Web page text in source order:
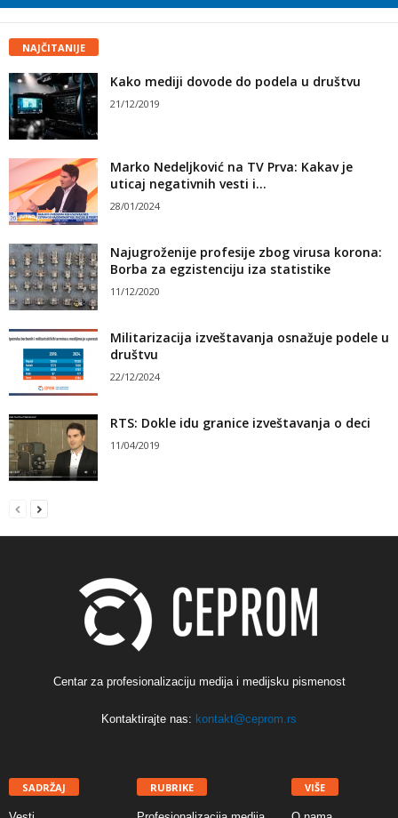
NAJČITANIJE
Kako mediji dovode do podela u društvu
21/12/2019
Marko Nedeljković na TV Prva: Kakav je
uticaj negativnih vesti i...
28/01/2024
Najugroženije profesije zbog virusa korona:
Borba za egzistenciju iza statistike
11/12/2020
Militarizacija izveštavanja osnažuje podele u
društvu
22/12/2024
RTS: Dokle idu granice izveštavanja o deci
11/04/2019
Centar za profesionalizaciju medija i medijsku pismenost
Kontaktirajte nas: kontakt@ceprom.rs
SADRŽAJ RUBRIKE VIŠE